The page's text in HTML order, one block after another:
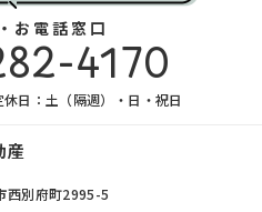
お電話窓口
4170
休日：土（隔週）・日・祝日
産
西別府町2995-5